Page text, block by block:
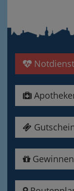
Gewinnen